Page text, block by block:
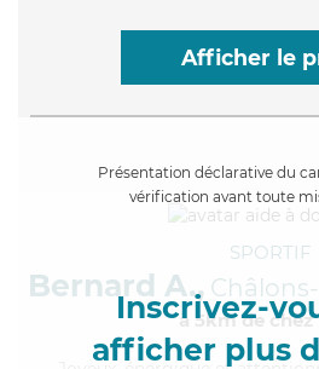
Afficher le
Présentation déclarative du
vérification avant toute
Inscrivez-
afficher plus
SPORTIF
Bernard A.,
à 5km de chez